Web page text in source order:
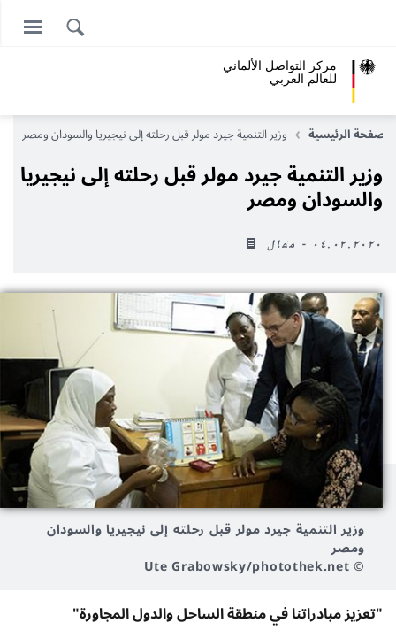
مركز التواصل الألماني
للعالم العربي
الصفحة الرئيسية وزير التنمية جيرد مولر قبل رحلته إلى نيجيريا والسودان ومصر
وزير التنمية جيرد مولر قبل رحلته إلى نيجيريا
والسودان ومصر
٠٤.٠٢.٢٠٢٠ - مقال
وزير التنمية جيرد مولر قبل رحلته إلى نيجيريا والسودان
ومصر
© Ute Grabowsky/photothek.net
"تعزيز مبادراتنا في منطقة الساحل والدول المجاورة"